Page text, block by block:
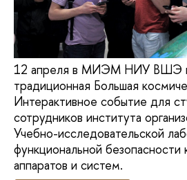
12 апреля в МИЭМ НИУ ВШЭ
традиционная Большая
Интерактивное событие для
сотрудников института
Учебно-исследовательской
функциональной безопасности
аппаратов и систем.